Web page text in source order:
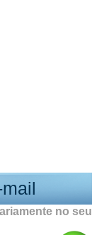
no seu